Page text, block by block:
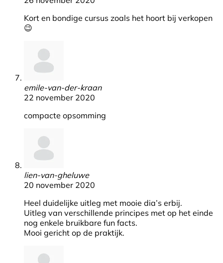
Kort en bondige cursus zoals het hoort bij verkopen
😉
emile-van-der-kraan
22 november 2020
compacte opsomming
lien-van-gheluwe
20 november 2020
Heel duidelijke uitleg met mooie dia’s erbij.
Uitleg van verschillende principes met op het einde
nog enkele bruikbare fun facts.
Mooi gericht op de praktijk.